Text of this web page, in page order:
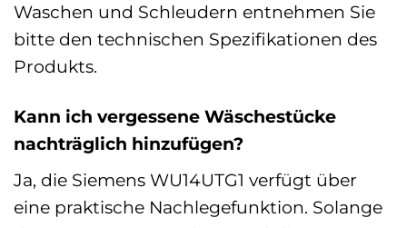
Waschen und Schleudern entnehmen Sie
bitte den technischen Spezifikationen des
Produkts.
Kann ich vergessene Wäschestücke
nachträglich hinzufügen?
Ja, die Siemens WU14UTG1 verfügt über
eine praktische Nachlegefunktion. Solange